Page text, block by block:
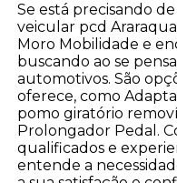
Se está precisando
veicular pcd
Moro Mobilidade e
buscando ao se
automotivos. São
oferece, como
pomo giratório
Prolongador Pedal.
qualificados e
entende a